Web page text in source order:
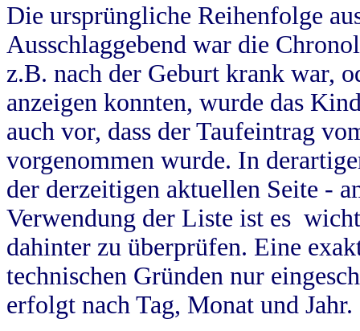
Die ursprüngliche Reihenfolge
Ausschlaggebend war die
z.B. nach der Geburt krank war,
anzeigen konnten, wurde das
auch vor, dass der Taufeintrag
vorgenommen wurde. In
der derzeitigen aktuellen Seite -
Verwendung der Liste ist es
dahinter zu überprüfen. Eine
technischen Gründen nur
erfolgt nach Tag, Monat und Jahr.